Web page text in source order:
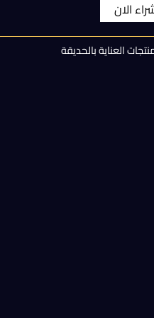
هو:
250,00 EGP.
الان
العناية بالحديقة